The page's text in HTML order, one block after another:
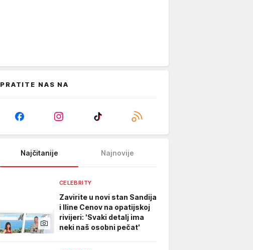
PRATITE NAS NA
Najčitanije Najnovije
CELEBRITY
Zavirite u novi stan Sandija
i Iline Cenov na opatijskoj
rivijeri: 'Svaki detalj ima
neki naš osobni pečat'